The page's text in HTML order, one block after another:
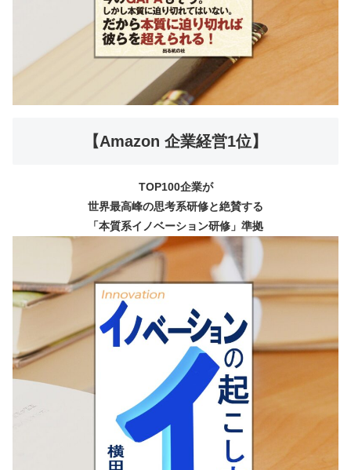
【Amazon 企業経営1位】
TOP100企業が
世界最高峰の思考系研修と絶賛する
「本質系イノベーション研修」準拠